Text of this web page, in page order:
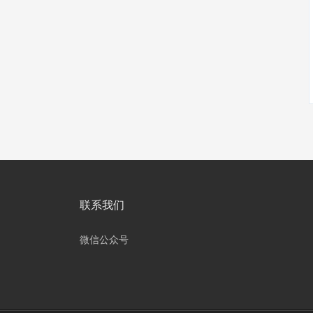
联系我们
微信公众号